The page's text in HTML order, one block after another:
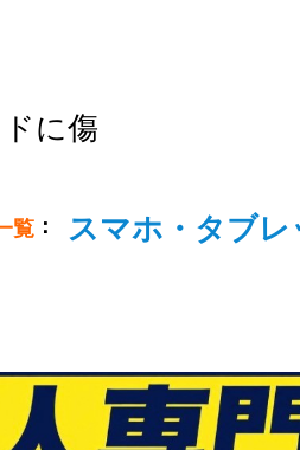
ドに傷
覧 ： スマホ・タブレ